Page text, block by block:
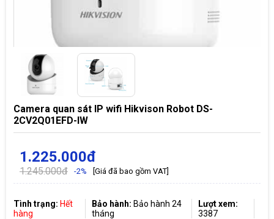
Camera quan sát IP wifi Hikvison Robot DS-
2CV2Q01EFD-IW
1.225.000đ
1.245.000đ -2% [Giá đã bao gồm VAT]
Tình trạng: Hết
hàng
Bảo hành: Bảo hành 24
tháng
Lượt xem:
3387